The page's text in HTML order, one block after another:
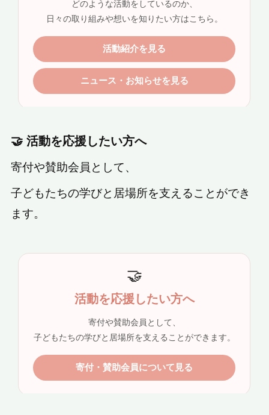
🤝 活動を応援したい方へ
寄付や賛助会員として、
子どもたちの学びと居場所を支えることができ
ます。